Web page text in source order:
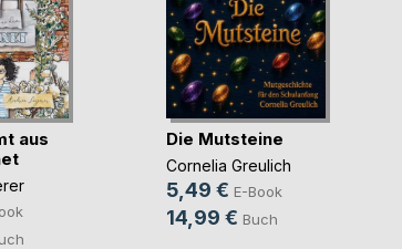
aus
Die Mutsteine
Cornelia Greulich
5,49 € E-Book
14,99 € Buch